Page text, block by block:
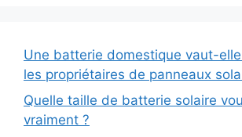
Une batterie domestique vaut-
les propriétaires de panneaux
Quelle taille de batterie solaire
vraiment ?